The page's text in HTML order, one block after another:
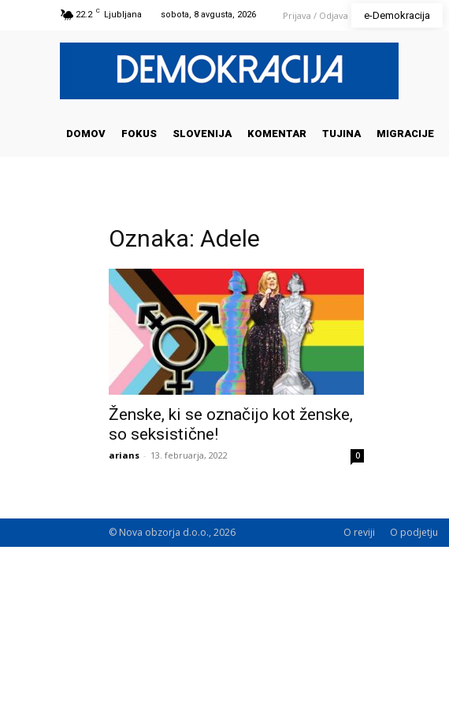
22.2 C Ljubljana sobota, 8 avgusta, 2026 Prijava / Odjava e-Demokracija
DOMOV FOKUS SLOVENIJA KOMENTAR TUJINA MIGRACIJE
Oznaka: Adele
Ženske, ki se označijo kot ženske,
so seksistične!
arians - 13. februarja, 2022 0
O reviji O podjetju
© Nova obzorja d.o.o., 2026